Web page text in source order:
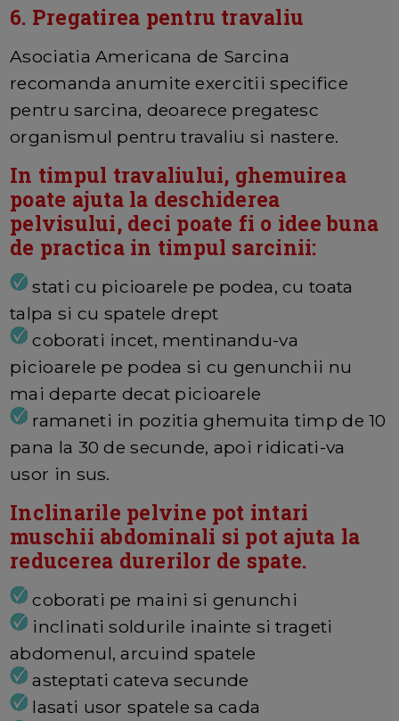
6. Pregatirea pentru travaliu
Asociatia Americana de Sarcina
recomanda anumite exercitii specifice
pentru sarcina, deoarece pregatesc
organismul pentru travaliu si nastere.
In timpul travaliului, ghemuirea
poate ajuta la deschiderea
pelvisului, deci poate fi o idee buna
de practica in timpul sarcinii:
stati cu picioarele pe podea, cu toata
talpa si cu spatele drept
coborati incet, mentinandu-va
picioarele pe podea si cu genunchii nu
mai departe decat picioarele
ramaneti in pozitia ghemuita timp de 10
pana la 30 de secunde, apoi ridicati-va
usor in sus.
Inclinarile pelvine pot intari
muschii abdominali si pot ajuta la
reducerea durerilor de spate.
coborati pe maini si genunchi
inclinati soldurile inainte si trageti
abdomenul, arcuind spatele
asteptati cateva secunde
lasati usor spatele sa cada